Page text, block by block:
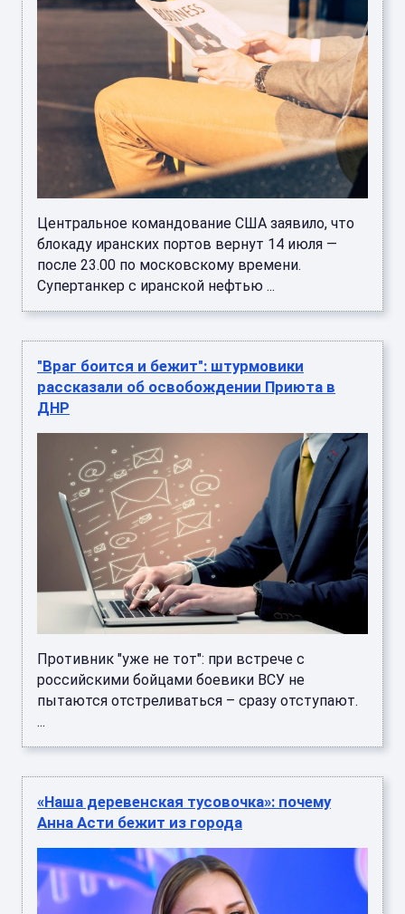
Центральное командование США заявило, что
блокаду иранских портов вернут 14 июля —
после 23.00 по московскому времени.
Супертанкер с иранской нефтью ...
"Враг боится и бежит": штурмовики
рассказали об освобождении Приюта в
ДНР
Противник "уже не тот": при встрече с
российскими бойцами боевики ВСУ не
пытаются отстреливаться – сразу отступают.
...
«Наша деревенская тусовочка»: почему
Анна Асти бежит из города